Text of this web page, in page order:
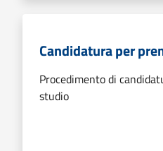
Candidatura per
Procedimento di
studio